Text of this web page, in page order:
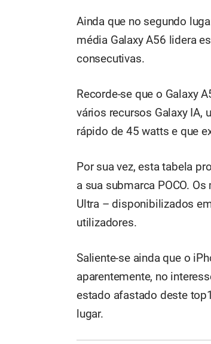
Ainda que no segundo
média Galaxy A56 lidera
consecutivas.
Recorde-se que o Galaxy
vários recursos Galaxy IA,
rápido de 45 watts e que
Por sua vez, esta tabela
a sua submarca POCO.
Ultra – disponibilizados
utilizadores.
Saliente-se ainda que o
aparentemente, no
estado afastado deste
lugar.